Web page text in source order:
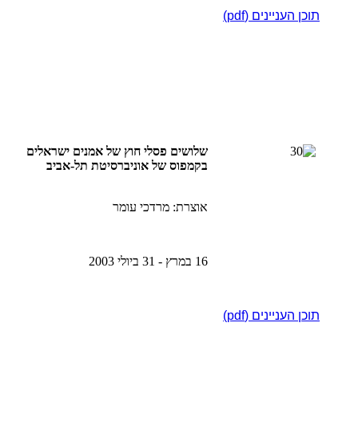
תוכן העניינים (pdf)
שלושים פסלי חוץ של אמנים ישראלים
בקמפוס של אוניברסיטת תל-אביב
אוצרת: מרדכי עומר
16 במרץ - 31 ביולי 2003
תוכן העניינים (pdf)